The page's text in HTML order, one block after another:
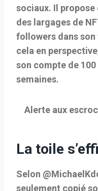
sociaux. Il
des largages de
followers dans
cela en
son compte de
semaines.
Alerte aux
La toile
Selon
seulement copié